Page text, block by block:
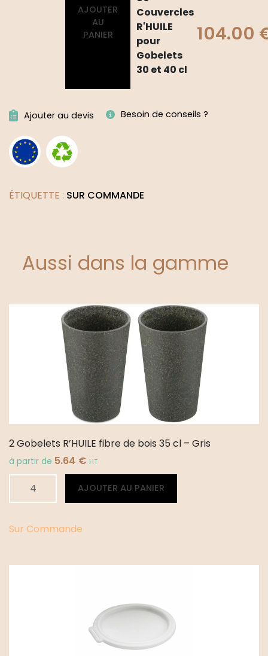
AJOUTER
AU
PANIER
Couvercles
R'HUILE
pour
Gobelets
30 et 40 cl
104.00
Ajouter au devis Besoin de conseils ?
ÉTIQUETTE : SUR COMMANDE
Aussi dans la gamme
2 Gobelets R’HUILE fibre de bois 35 cl – Gris
à partir de 5.64 € HT
Gobelets
de
AJOUTER AU PANIER
Sur Commande